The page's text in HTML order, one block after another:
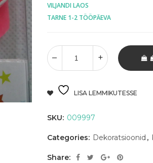
VILJANDI LAOS
TARNE 1-2 TÖÖPÄEVA
LISA LEMMIKUTESSE
SKU: 009997
Categories: Dekoratsioonid ,
Share: